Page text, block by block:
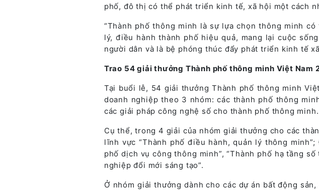
phố, đô thị có thể phát triển kinh tế, xã hội một cách
“Thành phố thông minh là sự lựa chọn thông minh
lý, điều hành thành phố hiệu quả, mang lại cuộc
người dân và là bệ phóng thúc đẩy phát triển kinh tế
Trao 54 giải thưởng Thành phố thông minh Việt Nam
Tại buổi lễ, 54 giải thưởng Thành phố thông minh
doanh nghiệp theo 3 nhóm: các thành phố thông
các giải pháp công nghệ số cho thành phố thông minh.
Cụ thể, trong 4 giải của nhóm giải thưởng cho các
lĩnh vực “Thành phố điều hành, quản lý thông
phố dịch vụ công thông minh”, “Thành phố hạ tầng
nghiệp đổi mới sáng tạo”.
Ở nhóm giải thưởng dành cho các dự án bất động